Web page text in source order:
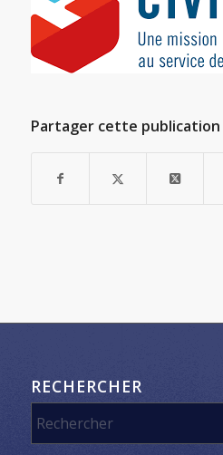
Partager cette publication
RECHERCHER